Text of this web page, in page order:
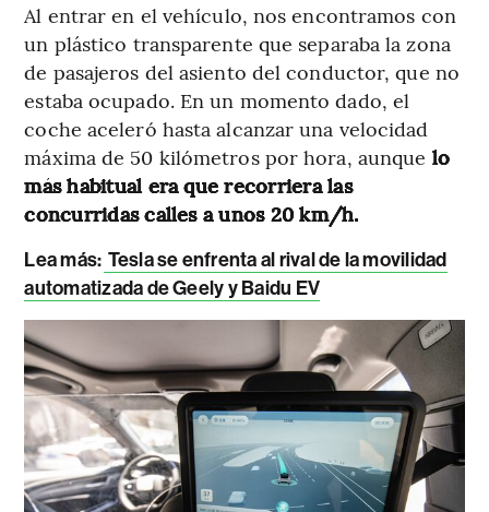
Al entrar en el vehículo, nos encontramos con
un plástico transparente que separaba la zona
de pasajeros del asiento del conductor, que no
estaba ocupado. En un momento dado, el
coche aceleró hasta alcanzar una velocidad
máxima de 50 kilómetros por hora, aunque lo
más habitual era que recorriera las
concurridas calles a unos 20 km/h.
Lea más: Tesla se enfrenta al rival de la movilidad
automatizada de Geely y Baidu EV